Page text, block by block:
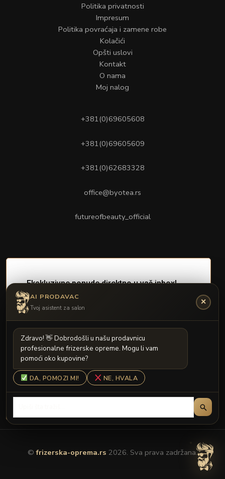
Politika privatnosti
Impresum
Politika povraćaja i zamene robe
Kolačići
Opšti uslovi
Kontakt
O nama
Moj nalog
+381(0)69605608
+381(0)69605609
+381(0)62683328
office@byotea.rs
futureofbeauty_official
©frizerska-oprema.rs 2026. Sva prava zadržana.
AI PRODAVAC
Tvoj asistent za salon
✕
Zdravo! Dobrodošli u našu prodavnicu
profesionalne frizerske opreme. Mogu li vam
pomoći oko kupovine?
DA, POMOZI MI! NE, HVALA